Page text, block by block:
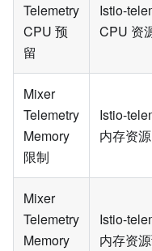
Telemetry
CPU 预
留
Istio-
CPU 资
Mixer
Telemetry
Memory
限制
Istio-
内存资源
Mixer
Telemetry
Memory
Istio-
内存资源